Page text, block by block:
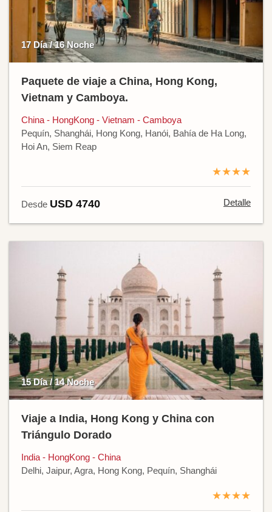
17 Día / 16 Noche
Paquete de viaje a China, Hong Kong,
Vietnam y Camboya.
China - HongKong - Vietnam - Camboya
Pequín, Shanghái, Hong Kong, Hanói, Bahía de Ha Long,
Hoi An, Siem Reap
★★★★
Desde USD 4740 Detalle
15 Día / 14 Noche
Viaje a India, Hong Kong y China con
Triángulo Dorado
India - HongKong - China
Delhi, Jaipur, Agra, Hong Kong, Pequín, Shanghái
★★★★